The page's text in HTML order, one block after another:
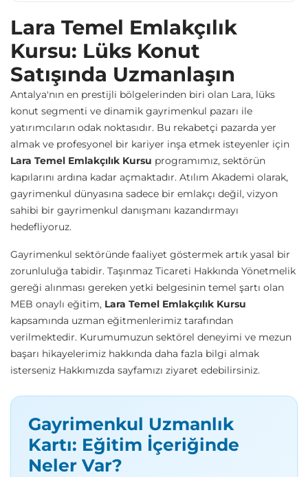
Lara Temel Emlakçılık
Kursu: Lüks Konut
Satışında Uzmanlaşın
Antalya'nın en prestijli bölgelerinden biri olan Lara, lüks
konut segmenti ve dinamik gayrimenkul pazarı ile
yatırımcıların odak noktasıdır. Bu rekabetçi pazarda yer
almak ve profesyonel bir kariyer inşa etmek isteyenler için
Lara Temel Emlakçılık Kursu programımız, sektörün
kapılarını ardına kadar açmaktadır. Atılım Akademi olarak,
gayrimenkul dünyasına sadece bir emlakçı değil, vizyon
sahibi bir gayrimenkul danışmanı kazandırmayı
hedefliyoruz.
Gayrimenkul sektöründe faaliyet göstermek artık yasal bir
zorunluluğa tabidir. Taşınmaz Ticareti Hakkında Yönetmelik
gereği alınması gereken yetki belgesinin temel şartı olan
MEB onaylı eğitim, Lara Temel Emlakçılık Kursu
kapsamında uzman eğitmenlerimiz tarafından
verilmektedir. Kurumumuzun sektörel deneyimi ve mezun
başarı hikayelerimiz hakkında daha fazla bilgi almak
isterseniz Hakkımızda sayfamızı ziyaret edebilirsiniz.
Gayrimenkul Uzmanlık
Kartı: Eğitim İçeriğinde
Neler Var?